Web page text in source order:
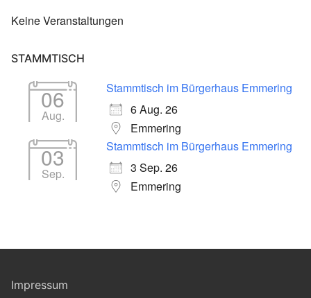
Keine Veranstaltungen
STAMMTISCH
06
Aug.
Stammtisch im Bürgerhaus Emmering
6 Aug. 26
Emmering
03
Sep.
Stammtisch im Bürgerhaus Emmering
3 Sep. 26
Emmering
Impressum